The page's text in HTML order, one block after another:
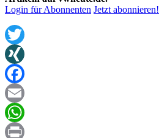
Login für Abonnenten Jetzt abonnieren!
Twitter
XING
Facebook
Email
WhatsApp